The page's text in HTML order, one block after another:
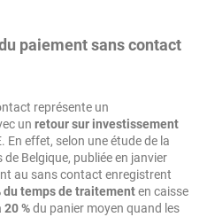
paiement sans contact
représente un
un retour sur investissement
En effet, selon une étude de la
Belgique, publiée en janvier
au sans contact enregistrent
du temps de traitementen caisse
20 %du panier moyen quand les